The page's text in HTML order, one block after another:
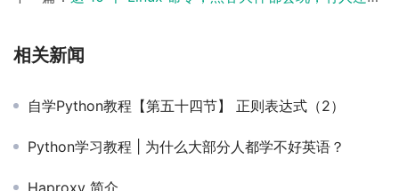
相关新闻
自学Python教程【第五十四节】 正则表达式（2）
Python学习教程 | 为什么大部分人都学不好英语？
Haproxy 简介